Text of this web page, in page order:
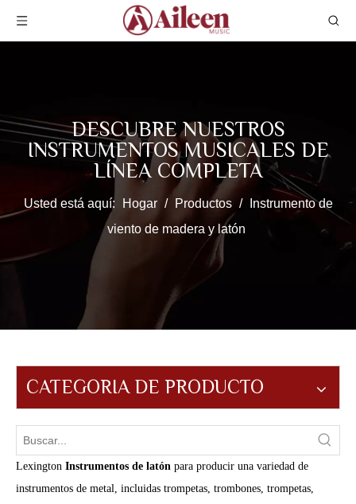
DESCUBRE NUESTROS
INSTRUMENTOS MUSICALES DE
LÍNEA COMPLETA
Usted está aquí: Hogar / Productos /
Instrumento de
viento de madera y latón
CATEGORIA DE PRODUCTO
Lexington Instrumentos de latón para producir una variedad de
instrumentos de metal, incluidas trompetas, trombones, trompetas,